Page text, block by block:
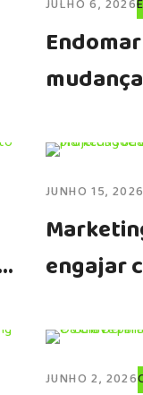
JULHO 6, 2026
JUNHO 15, 2026
engajar
JUNHO 2, 2026